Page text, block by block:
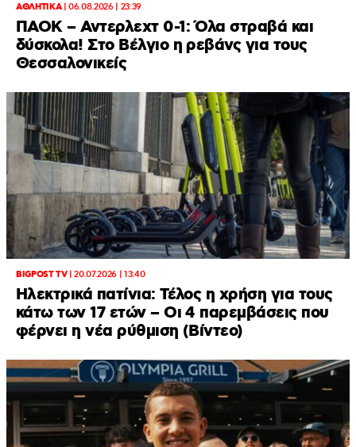
ΑΘΛΗΤΙΚΑ|06.08.2026 | 23:39
ΠΑΟΚ – Αντερλεχτ 0-1: Όλα στραβά και
δύσκολα! Στο Βέλγιο η ρεβάνς για τους
Θεσσαλονικείς
BIGPOST TV|20.07.2026 | 13:40
Ηλεκτρικά πατίνια: Τέλος η χρήση για τους
κάτω των 17 ετών – Οι 4 παρεμβάσεις που
φέρνει η νέα ρύθμιση (Βίντεο)